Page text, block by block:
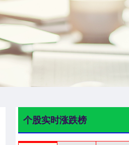
个股实时涨跌榜